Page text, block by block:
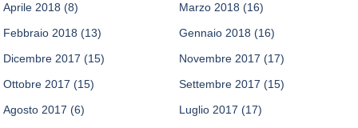
Aprile 2018 (8) Marzo 2018 (16)
Febbraio 2018 (13) Gennaio 2018 (16)
Dicembre 2017 (15) Novembre 2017 (17)
Ottobre 2017 (15) Settembre 2017 (15)
Agosto 2017 (6) Luglio 2017 (17)